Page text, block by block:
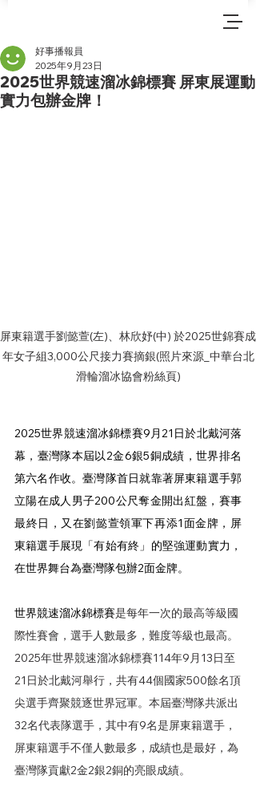
2025世界競速溜冰錦標賽 屏東展運動
實力包辦金牌！
好事播報員
2025年9月23日
屏東籍選手劉懿萱(左)、林欣妤(中) 於2025世錦賽成
年女子組3,000公尺接力賽摘銀(照片來源_中華台北
滑輪溜冰協會粉絲頁)
2025世界競速溜冰錦標賽9月21日於北戴河落
幕，臺灣隊本屆以2金6銀5銅成績，世界排名
第六名作收。臺灣隊首日就靠著屏東籍選手郭
立陽在成人男子200公尺奪金開出紅盤，賽事
最終日，又在劉懿萱領軍下再添1面金牌，屏
東籍選手展現「有始有終」的堅強運動實力，
在世界舞台為臺灣隊包辦2面金牌。
世界競速溜冰錦標賽是每年一次的最高等級國
際性賽會，選手人數最多，難度等級也最高。
2025年世界競速溜冰錦標賽114年9月13日至
21日於北戴河舉行，共有44個國家500餘名頂
尖選手齊聚競逐世界冠軍。本屆臺灣隊共派出
32名代表隊選手，其中有9名是屏東籍選手，
屏東籍選手不僅人數最多，成績也是最好，為
臺灣隊貢獻2金2銀2銅的亮眼成績。